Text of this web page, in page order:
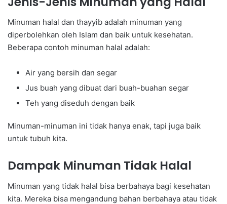
Minuman halal dan thayyib adalah minuman yang
diperbolehkan oleh Islam dan baik untuk kesehatan.
Beberapa contoh minuman halal adalah:
Air yang bersih dan segar
Jus buah yang dibuat dari buah-buahan segar
Teh yang diseduh dengan baik
Minuman-minuman ini tidak hanya enak, tapi juga baik
untuk tubuh kita.
Dampak Minuman Tidak Halal
Minuman yang tidak halal bisa berbahaya bagi kesehatan
kita. Mereka bisa mengandung bahan berbahaya atau tidak